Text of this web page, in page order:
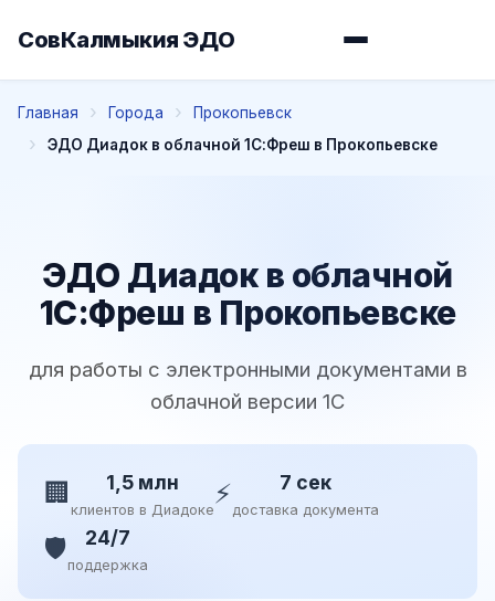
СовКалмыкия ЭДО
Главная Города
Прокопьевск
ЭДО Диадок в облачной 1С:Фреш в Прокопьевске
ЭДО Диадок в облачной
1С:Фреш в Прокопьевске
для работы с электронными документами в
облачной версии 1С
🏢 1,5 млн
клиентов в Диадоке⚡ 7 сек
доставка документа
🛡️ 24/7
поддержка